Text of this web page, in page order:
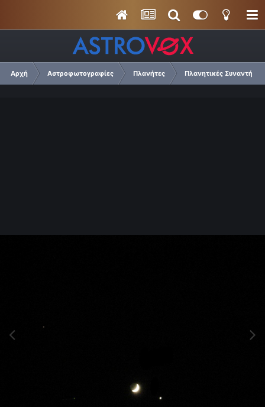
Αρχή Αστροφωτογραφίες Πλανήτες Πλανητικές